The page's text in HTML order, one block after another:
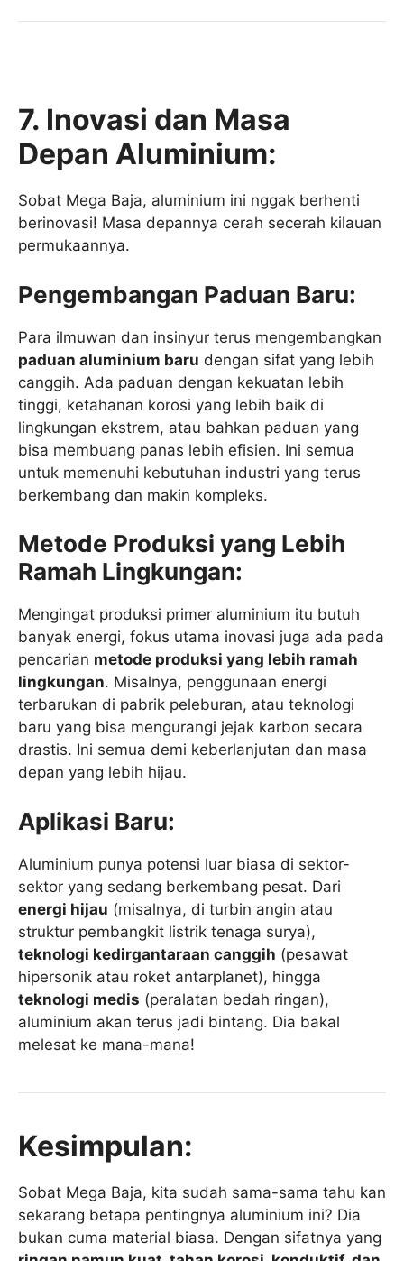
7. Inovasi dan Masa
Depan Aluminium:
Sobat Mega Baja, aluminium ini nggak berhenti
berinovasi! Masa depannya cerah secerah kilauan
permukaannya.
Pengembangan Paduan Baru:
Para ilmuwan dan insinyur terus mengembangkan
paduan aluminium baru dengan sifat yang lebih
canggih. Ada paduan dengan kekuatan lebih
tinggi, ketahanan korosi yang lebih baik di
lingkungan ekstrem, atau bahkan paduan yang
bisa membuang panas lebih efisien. Ini semua
untuk memenuhi kebutuhan industri yang terus
berkembang dan makin kompleks.
Metode Produksi yang Lebih
Ramah Lingkungan:
Mengingat produksi primer aluminium itu butuh
banyak energi, fokus utama inovasi juga ada pada
pencarian metode produksi yang lebih ramah
lingkungan. Misalnya, penggunaan energi
terbarukan di pabrik peleburan, atau teknologi
baru yang bisa mengurangi jejak karbon secara
drastis. Ini semua demi keberlanjutan dan masa
depan yang lebih hijau.
Aplikasi Baru:
Aluminium punya potensi luar biasa di sektor-
sektor yang sedang berkembang pesat. Dari
energi hijau (misalnya, di turbin angin atau
struktur pembangkit listrik tenaga surya),
teknologi kedirgantaraan canggih (pesawat
hipersonik atau roket antarplanet), hingga
teknologi medis (peralatan bedah ringan),
aluminium akan terus jadi bintang. Dia bakal
melesat ke mana-mana!
Kesimpulan:
Sobat Mega Baja, kita sudah sama-sama tahu kan
sekarang betapa pentingnya aluminium ini? Dia
bukan cuma material biasa. Dengan sifatnya yang